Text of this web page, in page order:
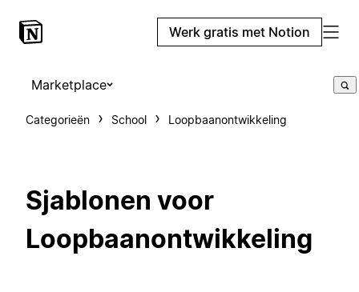
Werk gratis met Notion
Marketplace
Categorieën School Loopbaanontwikkeling
Sjablonen voor
Loopbaanontwikkeling